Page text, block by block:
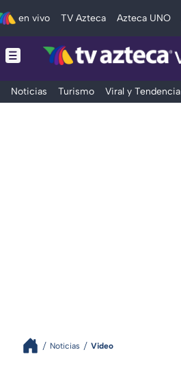
en vivo TV Azteca Azteca UNO
Noticias Turismo Viral y Tendencia
Noticias Video